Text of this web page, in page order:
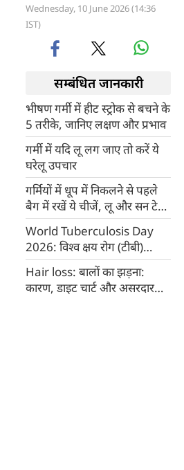
Wednesday, 10 June 2026 (14:36
IST)
सम्बंधित जानकारी
भीषण गर्मी में हीट स्ट्रोक से बचने के
5 तरीके, जानिए लक्षण और प्रभाव
गर्मी में यदि लू लग जाए तो करें ये
घरेलू उपचार
गर्मियों में धूप में निकलने से पहले
बैग में रखें ये चीजें, लू और सन टेन
से होगा बचाव
World Tuberculosis Day
2026: विश्व क्षय रोग (टीबी)
दिवस: जानें कारण, महत्व, लक्षण,
उपचार और रोकथाम
Hair loss: बालों का झड़ना:
कारण, डाइट चार्ट और असरदार